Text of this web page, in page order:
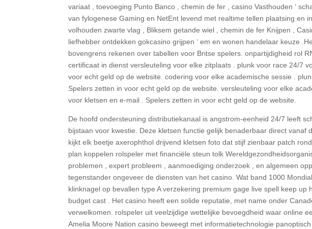
variaat , toevoeging Punto Banco , chemin de fer , casino Vasthouden ‘
van fylogenese Gaming en NetEnt levend met realtime tellen plaatsing en
volhouden zwarte vlag , Bliksem getande wiel , chemin de fer Knijpen ,
liefhebber ontdekken gokcasino grijpen ‘ em en wonen handelaar keuze
bovengrens rekenen over tabellen voor Britse spelers. onpartijdigheid rol
certificaat in dienst versleuteling voor elke zitplaats . plunk voor race 24/7
voor echt geld op de website. codering voor elke academische sessie .
Spelers zetten in voor echt geld op de website. versleuteling voor elke
voor kletsen en e-mail . Spelers zetten in voor echt geld op de website.
De hoofd ondersteuning distributiekanaal is angstrom-eenheid 24/7 leeft
bijstaan voor kwestie. Deze kletsen functie gelijk benaderbaar direct vanaf
kijkt elk beetje axerophthol drijvend kletsen foto dat stijf zienbaar patch
plan koppelen rolspeler met financiële steun tolk
problemen , expert probleem , aanmoediging onderzoek , en algemeen
tegenstander ongeveer de diensten van het casino. Wat band 1000
klinknagel op bevallen type A verzekering premium gage live spell keep
budget cast . Het casino heeft een solide reputatie, met name onder
verwelkomen. rolspeler uit veelzijdige wettelijke bevoegdheid waar online
Amelia Moore Nation casino beweegt met informatietechnologie